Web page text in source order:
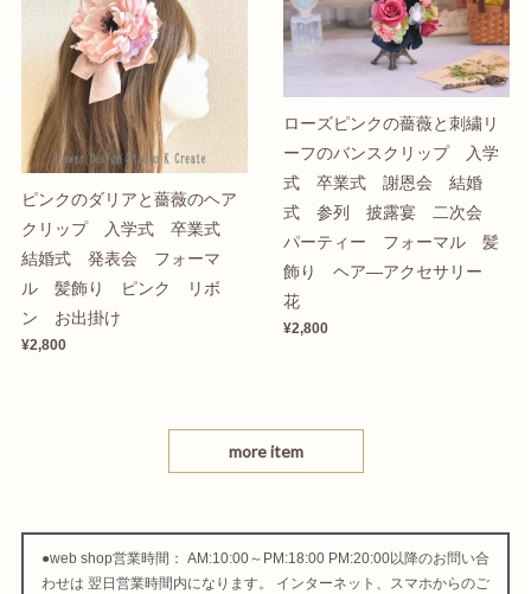
ピンクのダリアと薔薇のヘア
クリップ 入学式 卒業式
結婚式 発表会 フォーマ
ル 髪飾り ピンク リボ
ン お出掛け
¥2,800
ローズピンクの薔薇と刺繍リ
ーフのバンスクリップ 入学
式 卒業式 謝恩会 結婚
式 参列 披露宴 二次会
パーティー フォーマル 髪
飾り ヘア―アクセサリー
花
¥2,800
more item
●web shop営業時間： AM:10:00～PM:18:00 PM:20:00以降のお問い合
わせは 翌日営業時間内になります。 インターネット、スマホからのご